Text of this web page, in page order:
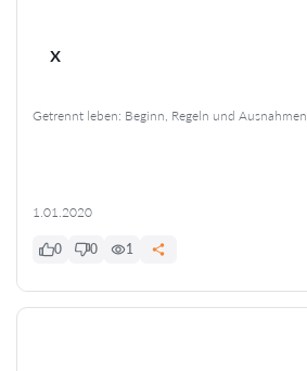
x
Getrennt leben: Beginn, Regeln und Ausnahmen
1.01.2020
0 0 1